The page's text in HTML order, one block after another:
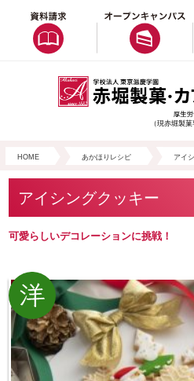
（現赤堀製
HOME あかほりレシピ アイ
アイシングクッキー
可愛らしいデコレーションに挑戦！